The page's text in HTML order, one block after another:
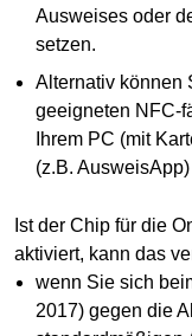
Ausweises oder
setzen.
Alternativ können
geeigneten NFC-
Ihrem PC (mit
(z.B.
Ist der Chip für die
aktiviert, kann das
wenn Sie sich
2017) gegen die